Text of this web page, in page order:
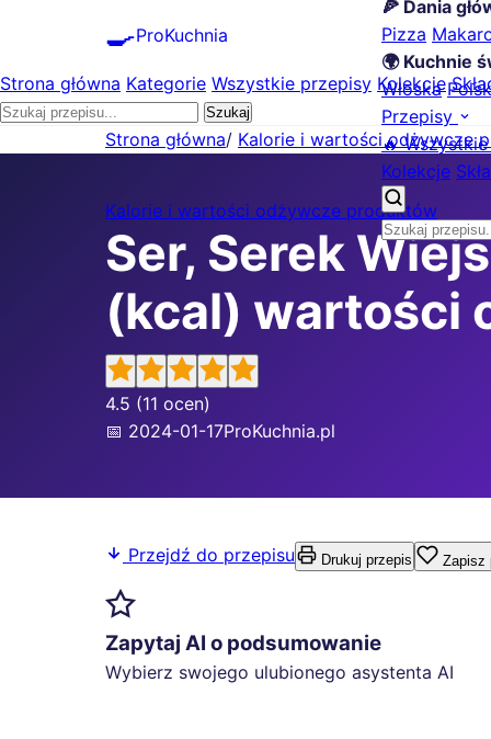
🍳ProKuchnia
🍕 Dania
Pizza
🌍 Kuchnie
Włoska
Przepisy
🔥
Kolekcje
Strona główna Kategorie Wszystkie przepisy Kolekcje
Szukaj
Strona główna/ Kalorie i wartości odżywcze
Kalorie i wartości odżywcze produktów
Ser, Serek
(kcal) wartości
4.5 (11 ocen)
📅 2024-01-17ProKuchnia.pl
Przejdź do przepisu Drukuj przepis Zapisz
Zapytaj AI o podsumowanie
Wybierz swojego ulubionego asystenta AI